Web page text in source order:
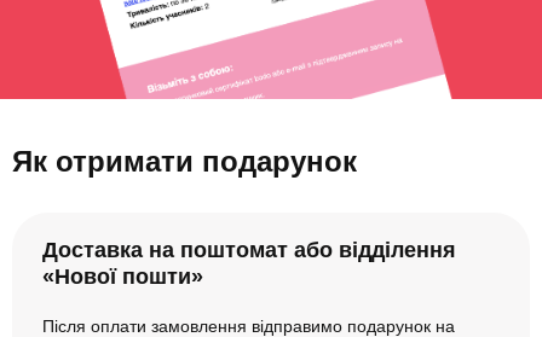
Як отримати подарунок
Доставка на поштомат або відділення
«Нової пошти»
Після оплати замовлення відправимо подарунок на